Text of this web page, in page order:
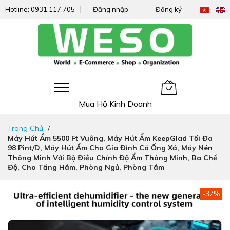
Hotline: 0931.117.705 Đăng nhập Đăng ký
Mua Hộ Kinh Doanh
nhanh
đến
nội
dung
Trang Chủ
Máy Hút Ẩm 5500 Ft Vuông, Máy Hút Ẩm KeepGlad Tối Đa
98 Pint/D, Máy Hút Ẩm Cho Gia Đình Có Ống Xả, Máy Nén
Thông Minh Với Bộ Điều Chỉnh Độ Ẩm Thông Minh, Ba Chế
Độ, Cho Tầng Hầm, Phòng Ngủ, Phòng Tắm
Chuyển
-37%